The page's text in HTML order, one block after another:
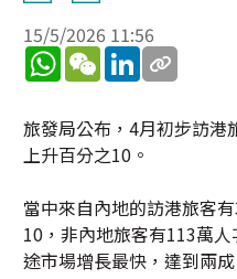
15/5/2026 11:56
WhatsApp
WeChatLinkedIn
旅發局公布，4月初步訪港
上升百分之10。
當中來自內地的訪港旅客
10，非內地旅客有113萬
途市場增長最快，達到兩成